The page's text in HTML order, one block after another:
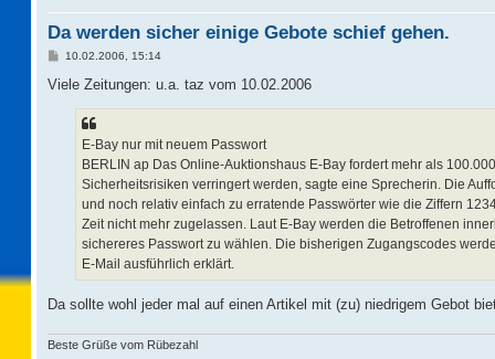
Da werden sicher einige Gebote schief gehen.
B
i
10.02.2006, 15:14
Viele Zeitungen: u.a. taz vom 10.02.2006
E-Bay nur mit neuem Passwort
BERLIN ap Das Online-Auktionshaus E-Bay fordert mehr als
Sicherheitsrisiken verringert werden, sagte eine Sprecherin. Die
und noch relativ einfach zu erratende Passwörter wie die Ziffern
Zeit nicht mehr zugelassen. Laut E-Bay werden die Betroffenen
sichereres Passwort zu wählen. Die bisherigen Zugangscodes
E-Mail ausführlich erklärt.
Da sollte wohl jeder mal auf einen Artikel mit (zu) niedrigem Gebot
Beste Grüße vom Rübezahl